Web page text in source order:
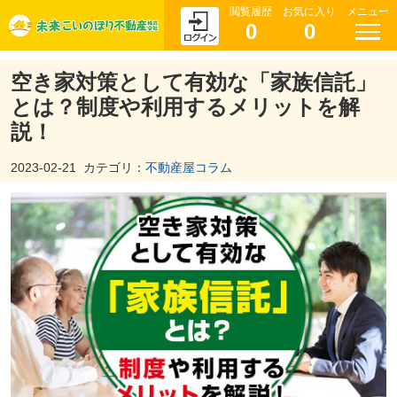
閲覧履歴
0
お気に入り
0
メニュー
空き家対策として有効な「家族信託」
とは？制度や利用するメリットを解
説！
2023-02-21 カテゴリ： 不動産屋コラム